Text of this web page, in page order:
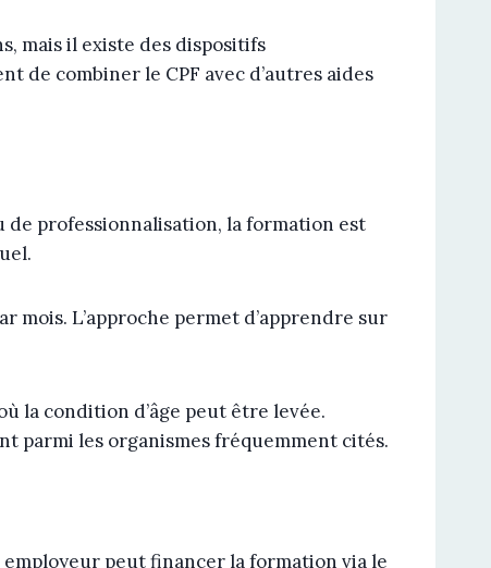
mais il existe des dispositifs
de combiner le CPF avec d’autres aides
de professionnalisation, la formation est
mois. L’approche permet d’apprendre sur
la condition d’âge peut être levée.
parmi les organismes fréquemment cités.
peut financer la formation via le